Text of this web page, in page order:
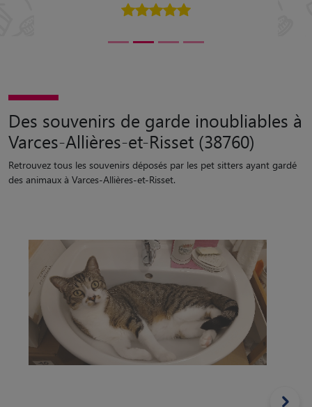
Des souvenirs de garde inoubliables à
Varces-Allières-et-Risset (38760)
Retrouvez tous les souvenirs déposés par les pet sitters ayant gardé
des animaux à Varces-Allières-et-Risset.